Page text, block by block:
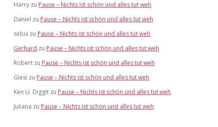
Harry zu Pause – Nichts ist schön und alles tut weh
Daniel zu Pause – Nichts ist schön und alles tut weh
sebix zu Pause – Nichts ist schön und alles tut weh
Gerhard zu Pause – Nichts ist schön und alles tut weh
Robert zu Pause – Nichts ist schön und alles tut weh
Giesi zu Pause – Nichts ist schön und alles tut weh
Ken U. Diggit zu Pause – Nichts ist schön und alles tut weh
Juliana zu Pause – Nichts ist schön und alles tut weh